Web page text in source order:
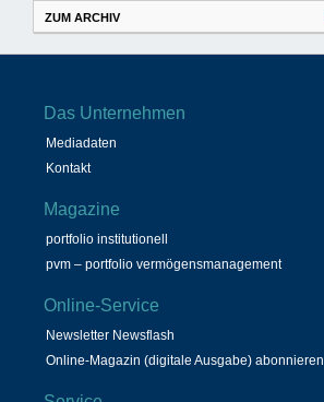
ZUM ARCHIV
Das Unternehmen
Mediadaten
Kontakt
Magazine
portfolio institutionell
pvm – portfolio vermögensmanagement
Online-Service
Newsletter Newsflash
Online-Magazin (digitale Ausgabe) abonnieren